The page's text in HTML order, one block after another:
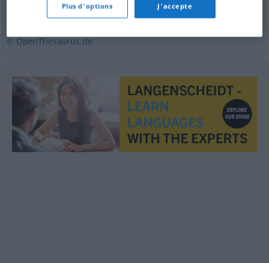
Mandant, Adressat
© OpenThesaurus.de
Plus d'options J'accepte